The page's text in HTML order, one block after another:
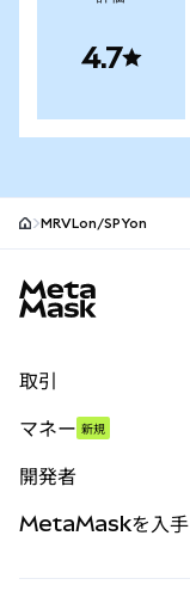
4.7
MRVLon/SPYon
取引
パーペチュアル
RWA
マネー 新規
開発者
MetaMaskを入手